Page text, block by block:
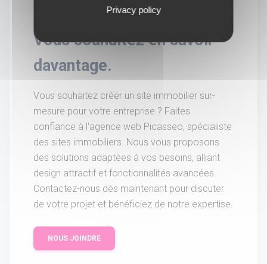
Vous souhaitez en savoir
davantage.
Vous souhaitez créer un site immobilier sur-
mesure pour votre entreprise ? Faites
confiance à l'agence web Picasseo, spécialiste
des sites immobiliers. Nous vous proposons
des solutions adaptées à vos besoins, alliant
design attractif et fonctionnalités avancées.
Contactez-nous dès maintenant pour discuter
de votre projet et bénéficiez de notre expertise.
NOUS JOINDRE
Privacy policy